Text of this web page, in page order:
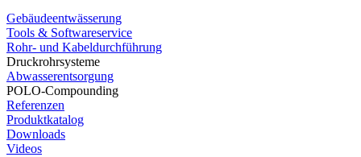
Gebäudeentwässerung
Tools & Softwareservice
Rohr- und Kabeldurchführung
Druckrohrsysteme
Abwasserentsorgung
POLO-Compounding
Referenzen
Produktkatalog
Downloads
Videos